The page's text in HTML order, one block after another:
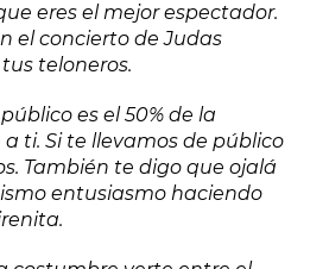
eres el mejor espectador.
el concierto de Judas
teloneros.
es el 50% de la
ti. Si te llevamos de público
También te digo que ojalá
entusiasmo haciendo